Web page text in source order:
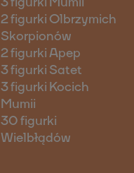
2 figurki Olbrzymich
Skorpionów
2 figurki Apep
3 figurki Satet
3 figurki Kocich
Mumii
30 figurki
Wielbłądów